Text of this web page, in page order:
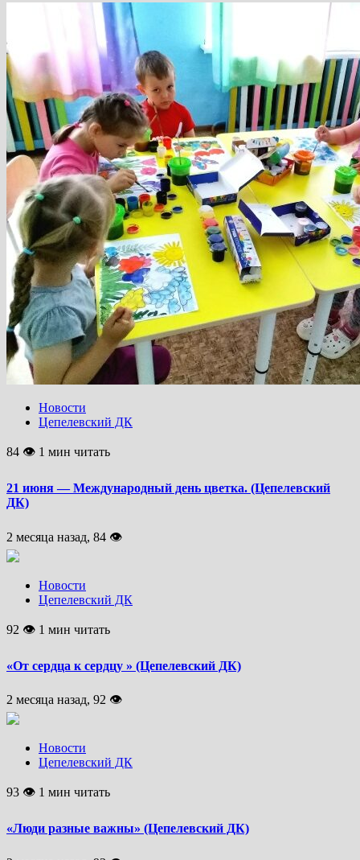
Новости
Цепелевский ДК
84 👁 1 мин читать
21 июня — Международный день цветка. (Цепелевский
ДК)
2 месяца назад, 84 👁
Новости
Цепелевский ДК
92 👁 1 мин читать
«От сердца к сердцу » (Цепелевский ДК)
2 месяца назад, 92 👁
Новости
Цепелевский ДК
93 👁 1 мин читать
«Люди разные важны» (Цепелевский ДК)